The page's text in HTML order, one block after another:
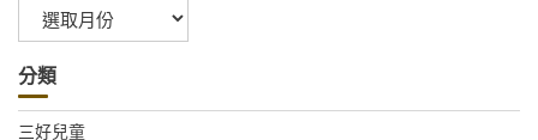
整
分類
三好兒童